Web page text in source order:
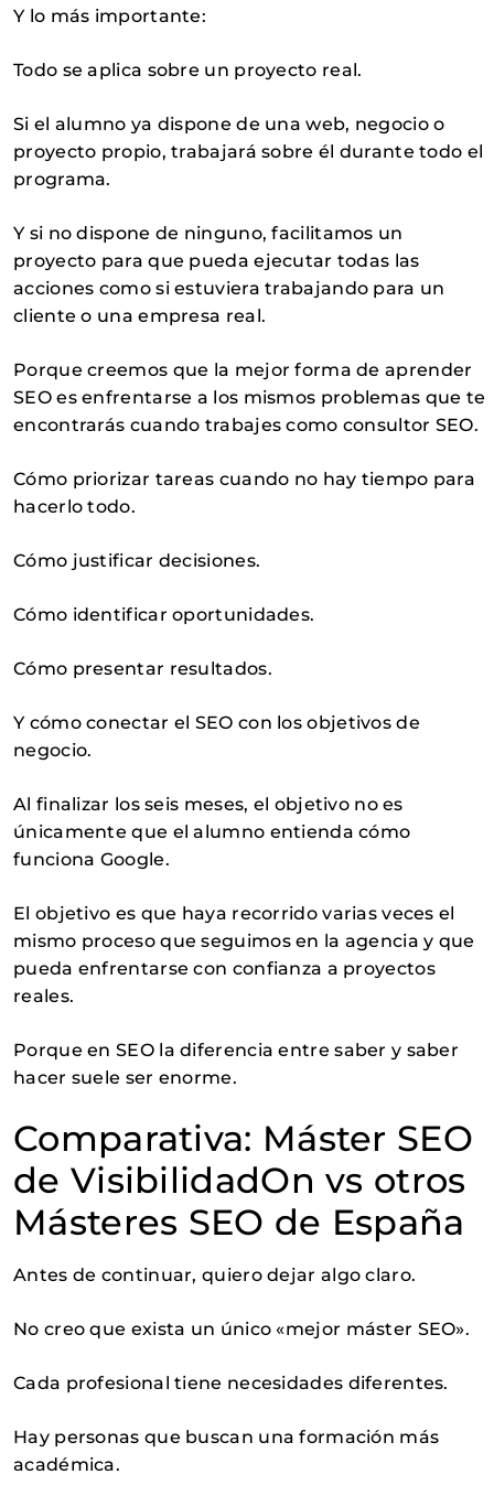
Y lo más importante:
Todo se aplica sobre un proyecto real.
Si el alumno ya dispone de una web, negocio o
proyecto propio, trabajará sobre él durante todo el
programa.
Y si no dispone de ninguno, facilitamos un
proyecto para que pueda ejecutar todas las
acciones como si estuviera trabajando para un
cliente o una empresa real.
Porque creemos que la mejor forma de aprender
SEO es enfrentarse a los mismos problemas que te
encontrarás cuando trabajes como consultor SEO.
Cómo priorizar tareas cuando no hay tiempo para
hacerlo todo.
Cómo justificar decisiones.
Cómo identificar oportunidades.
Cómo presentar resultados.
Y cómo conectar el SEO con los objetivos de
negocio.
Al finalizar los seis meses, el objetivo no es
únicamente que el alumno entienda cómo
funciona Google.
El objetivo es que haya recorrido varias veces el
mismo proceso que seguimos en la agencia y que
pueda enfrentarse con confianza a proyectos
reales.
Porque en SEO la diferencia entre saber y saber
hacer suele ser enorme.
Comparativa: Máster SEO
de VisibilidadOn vs otros
Másteres SEO de España
Antes de continuar, quiero dejar algo claro.
No creo que exista un único «mejor máster SEO».
Cada profesional tiene necesidades diferentes.
Hay personas que buscan una formación más
académica.